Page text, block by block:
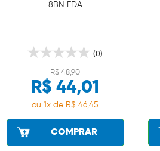
8BN EDA
(0)
R$ 48,90
R$ 44,01
ou 1x de R$ 46,45
COMPRAR